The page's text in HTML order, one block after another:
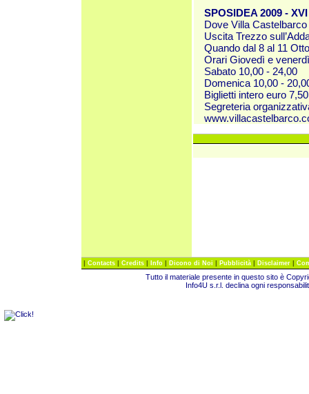
SPOSIDEA 2009 -
Dove Villa
Uscita Trezzo
Quando dal 8 al 11
Orari Giovedì e
Sabato 10,00 - 24,00
Domenica 10,00 -
Biglietti intero euro
Segreteria
| Contacts | Credits | Info | Dicono di Noi | Pubblicità | Disclaimer |
Tutto il materiale presente in questo sito è
Info4U s.r.l. declina ogni